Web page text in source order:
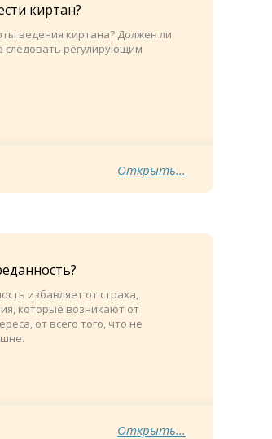
киртан?
ведения киртана? Должен ли
следовать регулирующим
Открыть...
избавляет от страха,
которые возникают от
от всего того, что не
Открыть...